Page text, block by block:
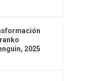
2025